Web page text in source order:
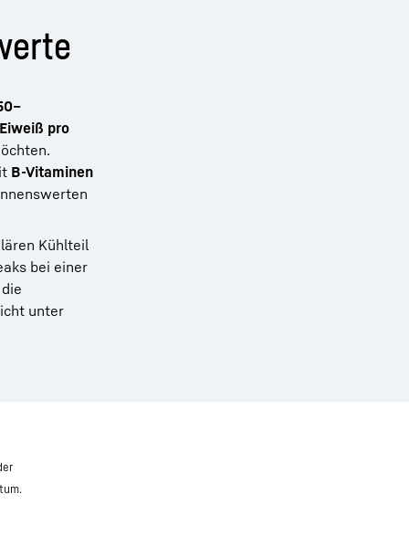
pro
B-Vitaminen
Kühlteil
bei einer
unter